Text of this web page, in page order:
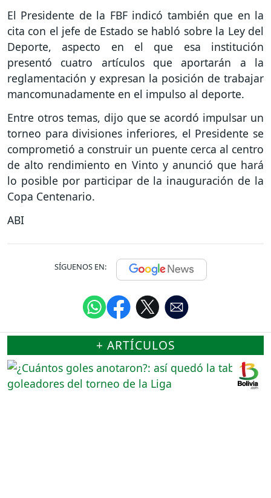
El Presidente de la FBF indicó también que en la
cita con el jefe de Estado se habló sobre la Ley del
Deporte, aspecto en el que esa institución
presentó cuatro artículos que aportarán a la
reglamentación y expresan la posición de trabajar
mancomunadamente en el impulso al deporte.
Entre otros temas, dijo que se acordó impulsar un
torneo para divisiones inferiores, el Presidente se
comprometió a construir un puente cerca al centro
de alto rendimiento en Vinto y anunció que hará
lo posible por participar de la inauguración de la
Copa Centenario.
ABI
SÍGUENOS EN:
+ ARTÍCULOS